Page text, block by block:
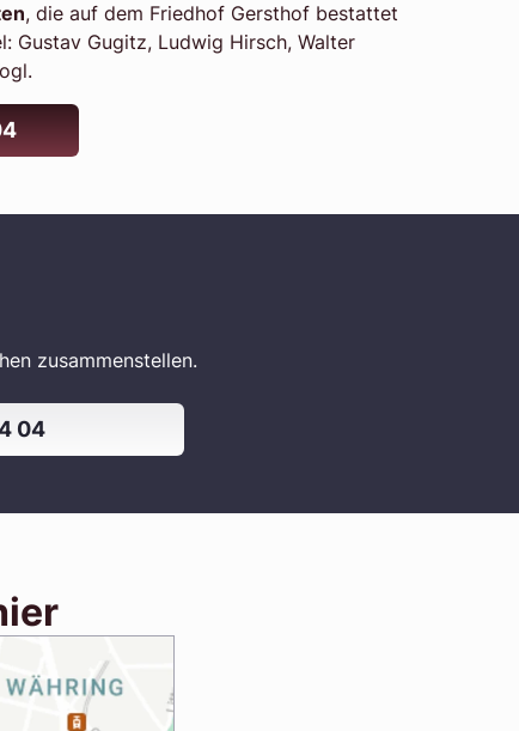
, die auf dem Friedhof Gersthof bestattet
Gustav Gugitz, Ludwig Hirsch, Walter
zusammenstellen.
04